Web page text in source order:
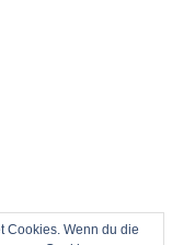
Cookies. Wenn du die